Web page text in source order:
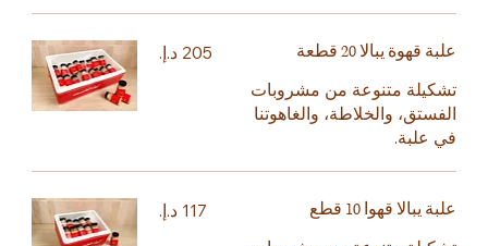
علبة قهوة يبالا 20 قطعة
تشكيلة متنوعة من مشروبات
الفستق، والخلاطة، والغاهوتنا
في علبة.
علبة يبالا قهوا 10 قطع